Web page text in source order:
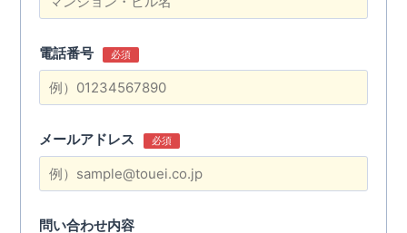
電話番号 必須
メールアドレス 必須
問い合わせ内容